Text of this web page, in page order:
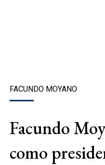
FACUNDO MOYANO
Facundo
como